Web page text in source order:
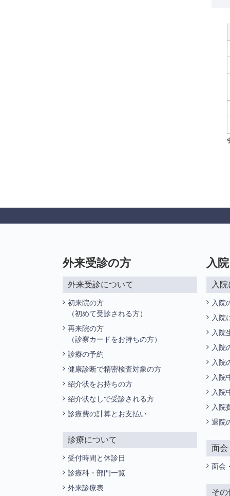
外来受診の方
外来受診について
初来院の方
（初めて受診される方）
再来院の方
（診察カードをお持ちの方）
診療の予約
健康診断で精密検査対象の方
紹介状をお持ちの方
紹介状なしで受診される方
診療費の計算とお支払い
診療について
受付時間と休診日
診療科・部門一覧
外来診療表
入
入
入院
入院
入院
入院
入院
入院
入院
入院
退院
面会
面会
その